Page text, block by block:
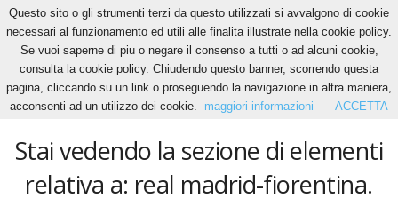
Home Tags Real madrid-fiorentina
real madrid-fiorentina
Stai vedendo la sezione di elementi
relativa a: real madrid-fiorentina.
Questo sito o gli strumenti terzi da questo utilizzati si avvalgono di cookie
necessari al funzionamento ed utili alle finalita illustrate nella cookie policy.
Se vuoi saperne di piu o negare il consenso a tutti o ad alcuni cookie,
consulta la cookie policy. Chiudendo questo banner, scorrendo questa
pagina, cliccando su un link o proseguendo la navigazione in altra maniera,
acconsenti ad un utilizzo dei cookie.
maggiori informazioni ACCETTA